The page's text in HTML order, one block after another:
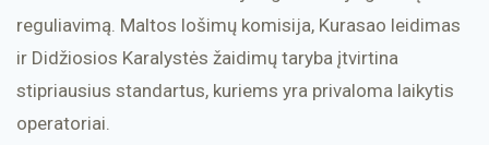
reguliavimą. Maltos lošimų komisija, Kurasao leidimas
ir Didžiosios Karalystės žaidimų taryba įtvirtina
stipriausius standartus, kuriems yra privaloma laikytis
operatoriai.